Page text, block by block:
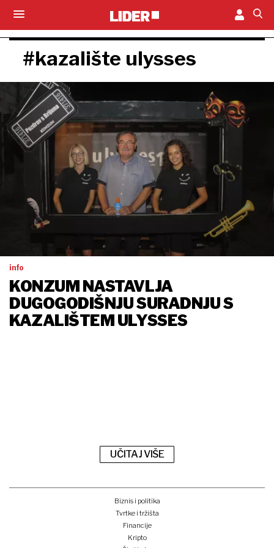
#kazalište ulysses
info
KONZUM NASTAVLJA
DUGOGODIŠNJU SURADNJU S
KAZALIŠTEM ULYSSES
UČITAJ VIŠE
Biznis i politika
Tvrtke i tržišta
Financije
Kripto